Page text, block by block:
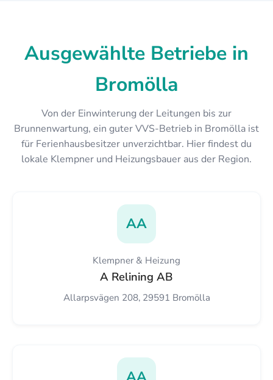
Ausgewählte Betriebe in
Bromölla
Von der Einwinterung der Leitungen bis zur
Brunnenwartung, ein guter VVS-Betrieb in Bromölla ist
für Ferienhausbesitzer unverzichtbar. Hier findest du
lokale Klempner und Heizungsbauer aus der Region.
AA
Klempner & Heizung
A Relining AB
Allarpsvägen 208, 29591 Bromölla